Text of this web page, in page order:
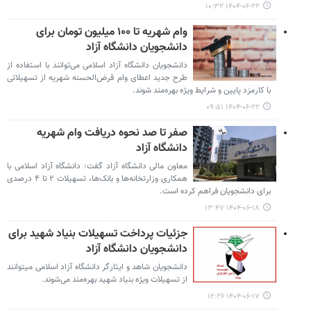
۱۴۰۴-۰۶-۲۲ ۱۰:۳۲
وام شهریه تا ۱۰۰ میلیون تومان برای
دانشجویان دانشگاه آزاد
دانشجویان دانشگاه آزاد اسلامی می‌توانند با استفاده از
طرح جدید اعطای وام قرض‌الحسنه شهریه از تسهیلاتی
با کارمزد پایین و شرایط ویژه بهره‌مند شوند.
۱۴۰۴-۰۶-۲۲ ۰۹:۵۱
صفر تا صد نحوه دریافت وام شهریه
دانشگاه آزاد
معاون مالی دانشگاه آزاد گفت: دانشگاه آزاد اسلامی با
همکاری وزارتخانه‌ها و بانک‌ها، تسهیلات ۲ تا ۴ درصدی
برای دانشجویان فراهم کرده است.
۱۴۰۴-۰۶-۱۸ ۱۳:۴۷
جزئیات پرداخت تسهیلات بنیاد شهید برای
دانشجویان دانشگاه آزاد
دانشجویان شاهد و ایثارگر دانشگاه آزاد اسلامی میتوانند
از تسهیلات ویژه بنیاد شهید بهره‌مند می‌شوند.
۱۴۰۴-۰۶-۱۷ ۱۲:۲۶